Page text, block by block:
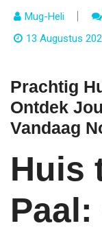
Mug-Heli
13 Augustus
Prachtig
Ontdek
Vandaag
Huis